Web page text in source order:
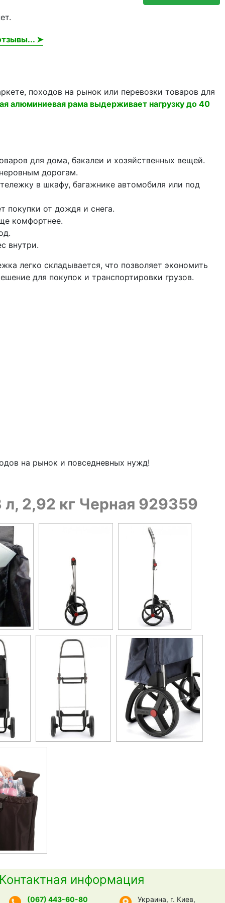
➤
походов на рынок или перевозки товаров для
алюминиевая рама выдерживает нагрузку до 40
для дома, бакалеи и хозяйственных вещей.
дорогам.
в шкафу, багажнике автомобиля или под
покупки от дождя и снега.
комфортнее.
внутри.
легко складывается, что позволяет экономить
для покупок и транспортировки грузов.
на рынок и повседневных нужд!
2,92 кг Черная 929359
Контактная информация
(067) 443-60-80 Украина, г. Киев,